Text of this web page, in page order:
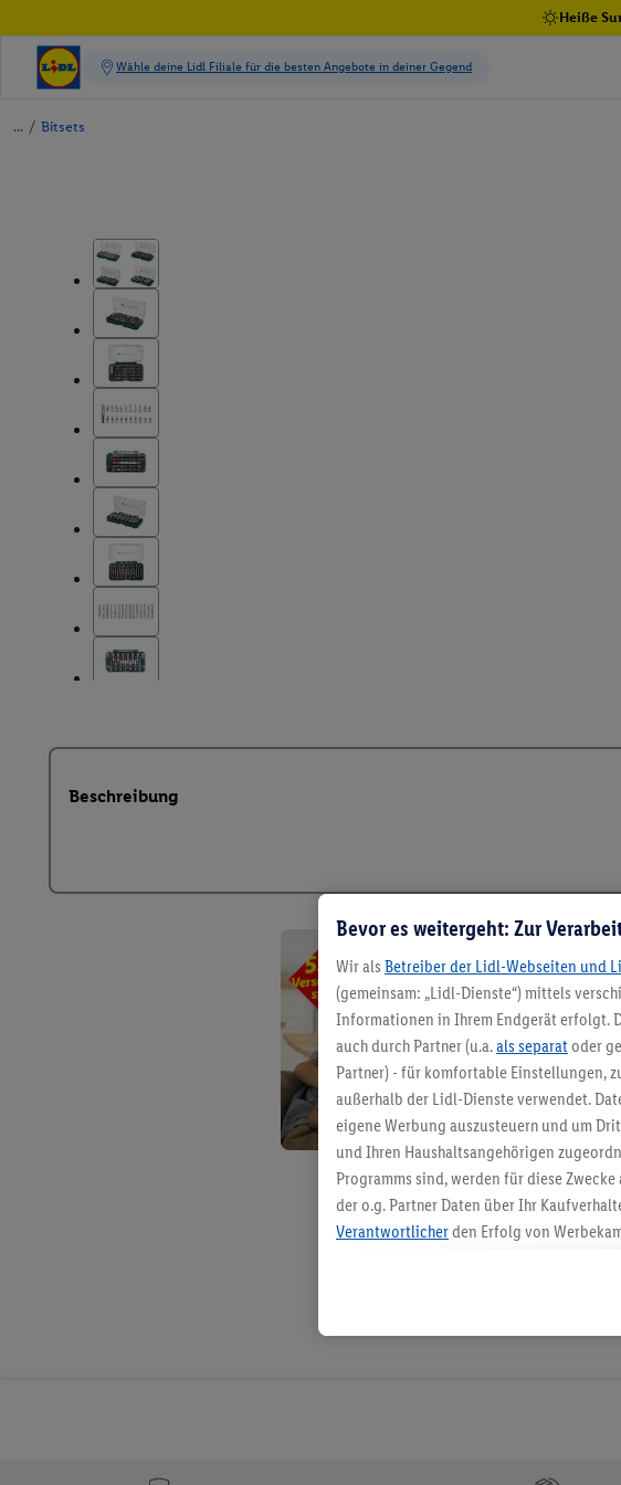
Heiße
/ Bitsets
Beschreibung
Bevor es weitergeht: Zur
Wir als Betreiber der Lidl-Webseiten und
(gemeinsam: „Lidl-Dienste“) mittels
Informationen in Ihrem Endgerät erfolgt.
auch durch Partner (u.a.als separat oder
Partner) - für komfortable Einstellungen,
außerhalb der Lidl-Dienste verwendet.
eigene Werbung auszusteuern und um
und Ihren Haushaltsangehörigen
Programms sind, werden für diese
der o.g. Partner Daten über Ihr
Verantwortlicherden Erfolg von
angereicherten Profilen. Dies umfasst
Kaufverhalten in den Lidl-Diensten,
genauen Standortdaten) auch über
Erfolgsmessung der Werbung, zur
Sicherung und Optimierung dieser